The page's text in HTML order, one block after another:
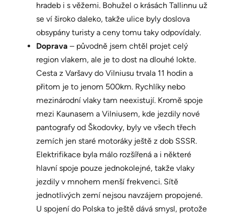
hradeb i s věžemi. Bohužel o krásách Tallinnu už
se ví široko daleko, takže ulice byly doslova
obsypány turisty a ceny tomu taky odpovídaly.
Doprava – původně jsem chtěl projet celý
region vlakem, ale je to dost na dlouhé lokte.
Cesta z Varšavy do Vilniusu trvala 11 hodin a
přitom je to jenom 500km. Rychlíky nebo
mezinárodní vlaky tam neexistují. Kromě spoje
mezi Kaunasem a Vilniusem, kde jezdily nové
pantografy od Škodovky, byly ve všech třech
zemích jen staré motoráky ještě z dob SSSR.
Elektrifikace byla málo rozšířená a i některé
hlavní spoje pouze jednokolejné, takže vlaky
jezdily v mnohem menší frekvenci. Sítě
jednotlivých zemí nejsou navzájem propojené.
U spojení do Polska to ještě dává smysl, protože